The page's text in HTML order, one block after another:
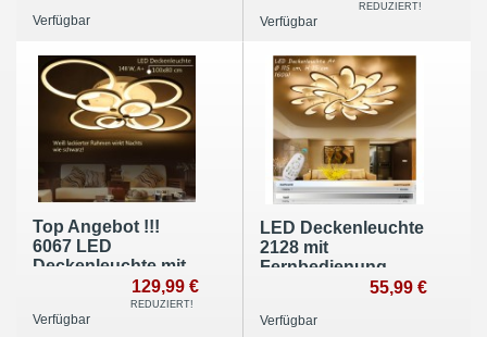
Schönes Design
Verfügbar
Helligkeit einstellbar
REDUZIERT!
Verfügbar
Top Angebot !!!
6067 LED
Deckenleuchte mit
Fernbedienung
Lichtfarbe/helligkeit
einstellbar Acryl-
129,99 €
REDUZIERT!
Verfügbar
LED Deckenleuchte
2128 mit
Fernbedienung
Lichtfarbe/helligkeit
A+
55,99 €
Verfügbar